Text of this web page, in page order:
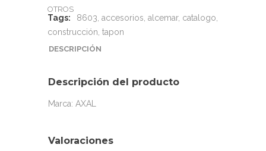
OTROS
Tags: 8603 accesorios alcemar, catalogo
construcción tapon
DESCRIPCIÓN
Descripción del producto
Marca: AXAL
Valoraciones